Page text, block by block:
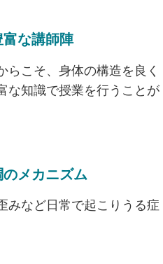
富な講師陣
らこそ、身体の構造を良く
な知識で授業を行うことが
メカニズム
みなど日常で起こりうる症